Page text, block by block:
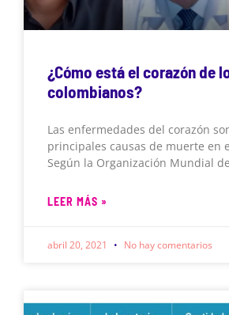
¿Cómo está el corazón de
colombianos?
Las enfermedades del corazón
principales causas de muerte en
Según la Organización Mundial de
LEER MÁS »
abril 20, 2021 No hay comentarios